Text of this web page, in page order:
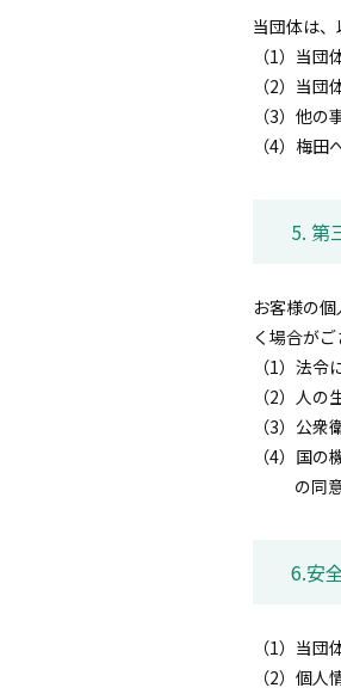
当団体は、
（1）当
（2）当
（3）他
（4）梅
5. 第
お客様の
く場合がご
（1）法
（2）人
（3）公
（4）国
の同
6.安
（1）当
（2）個